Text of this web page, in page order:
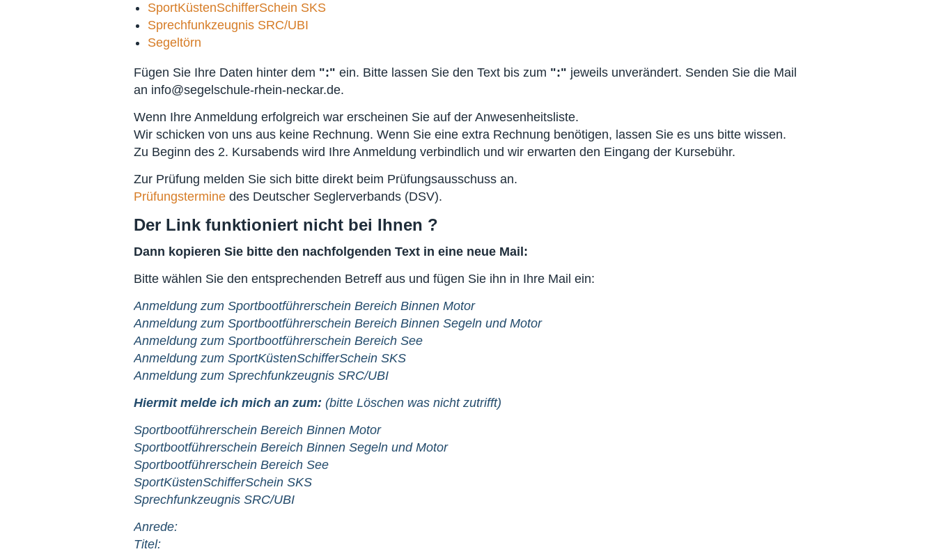
SportKüstenSchifferSchein SKS
Sprechfunkzeugnis SRC/UBI
Segeltörn
Fügen Sie Ihre Daten hinter dem ":" ein. Bitte lassen Sie den Text bis zum ":" jeweils unverändert. Senden Sie die Mail
an info@segelschule-rhein-neckar.de.
Wenn Ihre Anmeldung erfolgreich war erscheinen Sie auf der Anwesenheitsliste.
Wir schicken von uns aus keine Rechnung. Wenn Sie eine extra Rechnung benötigen, lassen Sie es uns bitte wissen.
Zu Beginn des 2. Kursabends wird Ihre Anmeldung verbindlich und wir erwarten den Eingang der Kursebühr.
Zur Prüfung melden Sie sich bitte direkt beim Prüfungsausschuss an.
Prüfungstermine des Deutscher Seglerverbands (DSV).
Der Link funktioniert nicht bei Ihnen ?
Dann kopieren Sie bitte den nachfolgenden Text in eine neue Mail:
Bitte wählen Sie den entsprechenden Betreff aus und fügen Sie ihn in Ihre Mail ein:
Anmeldung zum Sportbootführerschein Bereich Binnen Motor
Anmeldung zum Sportbootführerschein Bereich Binnen Segeln und Motor
Anmeldung zum Sportbootführerschein Bereich See
Anmeldung zum SportKüstenSchifferSchein SKS
Anmeldung zum Sprechfunkzeugnis SRC/UBI
Hiermit melde ich mich an zum: (bitte Löschen was nicht zutrifft)
Sportbootführerschein Bereich Binnen Motor
Sportbootführerschein Bereich Binnen Segeln und Motor
Sportbootführerschein Bereich See
SportKüstenSchifferSchein SKS
Sprechfunkzeugnis SRC/UBI
Anrede:
Titel: